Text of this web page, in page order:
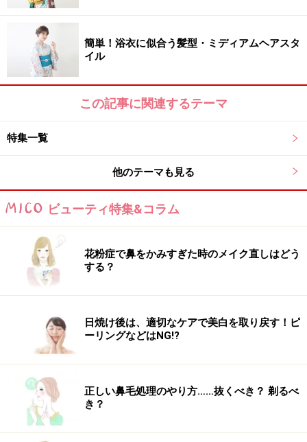
簡単！浴衣に似合う髪型・ミディアムヘアスタ
イル
この記事に関連するテーマ
特集一覧
他のテーマも見る
ビューティ特集&コラム
花粉症で鼻をかみすぎた時のメイク直しはどう
する？
日焼け後は、適切なケアで美白を取り戻す！ピ
ーリングなどはNG!?
正しい鼻毛処理のやり方……抜くべき？ 剃るべ
き？